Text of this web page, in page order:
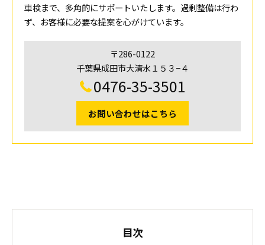
車検まで、多角的にサポートいたします。過剰整備は行わ
ず、お客様に必要な提案を心がけています。
〒286-0122
千葉県成田市大清水１５３−４
0476-35-3501
お問い合わせはこちら
目次